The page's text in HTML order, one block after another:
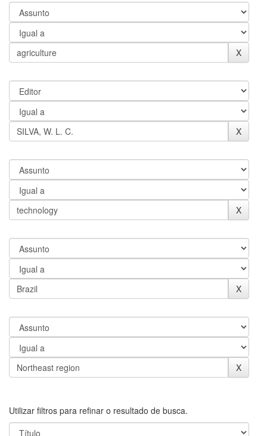
Utilizar filtros para refinar o resultado de busca.